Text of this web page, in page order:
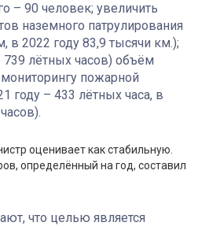
– 90 человек; увеличить
наземного патрулирования
в 2022 году 83,9 тысячи км.);
739 лётных часов) объём
пожарной
году – 433 лётных часа, в
оценивает как стабильную.
определённый на год, составил
что целью является